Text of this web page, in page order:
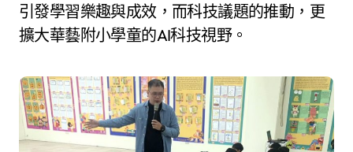
引發學習樂趣與成效，而科技議題的推動，更
擴大華藝附小學童的AI科技視野。